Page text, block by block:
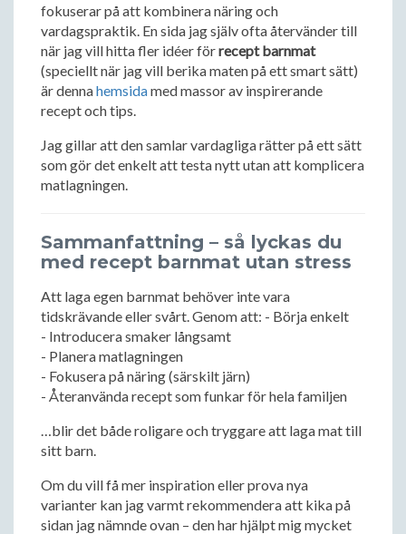
fokuserar på att kombinera näring och
vardagspraktik. En sida jag själv ofta återvänder till
när jag vill hitta fler idéer förrecept barnmat
(speciellt när jag vill berika maten på ett smart sätt)
är dennahemsidamed massor av inspirerande
recept och tips.
Jag gillar att den samlar vardagliga rätter på ett sätt
som gör det enkelt att testa nytt utan att komplicera
matlagningen.
Sammanfattning – så lyckas du
med recept barnmat utan stress
Att laga egen barnmat behöver inte vara
tidskrävande eller svårt. Genom att: - Börja enkelt
- Introducera smaker långsamt
- Planera matlagningen
- Fokusera på näring (särskilt järn)
- Återanvända recept som funkar för hela familjen
…blir det både roligare och tryggare att laga mat till
sitt barn.
Om du vill få mer inspiration eller prova nya
varianter kan jag varmt rekommendera att kika på
sidan jag nämnde ovan – den har hjälpt mig mycket